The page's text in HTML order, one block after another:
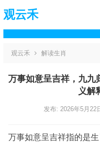
观云禾
观云禾 解读生肖
万事如意呈吉祥，九九
义解
发布: 2026年5月22
万事如意呈吉祥指的是